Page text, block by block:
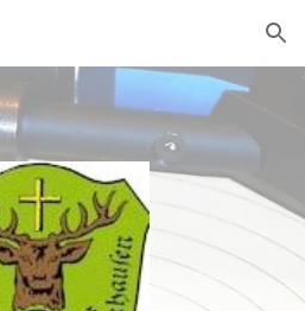
Skip to navigation